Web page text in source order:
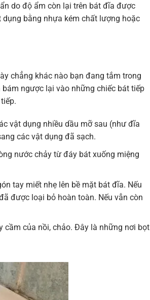
do độ ẩm còn lại trên bát đĩa được
bằng nhựa kém chất lượng hoặc
chẳng khác nào bạn đang tắm trong
ngược lại vào những chiếc bát tiếp
vật dụng nhiều dầu mỡ sau (như đĩa
các vật dụng đã sạch.
nước chảy từ đáy bát xuống miệng
tay miết nhẹ lên bề mặt bát đĩa. Nếu
được loại bỏ hoàn toàn. Nếu vẫn còn
của nồi, chảo. Đây là những nơi bọt